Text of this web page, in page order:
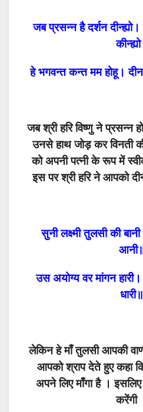
जब प्रसन्न है दर्शन
हे भगवन्त कन्त मम होहू।
जब श्री हरि विष्णु ने प्रसन्न
उनसे हाथ जोड़ कर विनती
को अपनी पत्नी के रूप में
इस पर श्री हरि ने आपको
सुनी लक्ष्मी तुलसी की
उस अयोग्य वर मांगन
धारी॥
लेकिन हे माँ तुलसी आपकी
आपको श्राप देते हुए कहा
अपने लिए माँगा है ।
करेंगी